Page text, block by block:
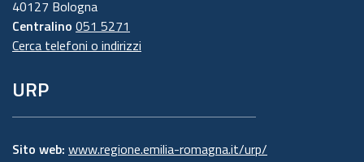
40127 Bologna
Centralino 051 5271
Cerca telefoni o indirizzi
URP
Sito web: www.regione.emilia-romagna.it/urp/